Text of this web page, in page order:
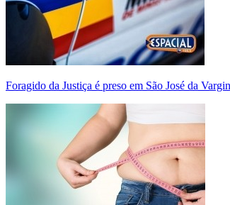
Foragido da Justiça é preso em São José da